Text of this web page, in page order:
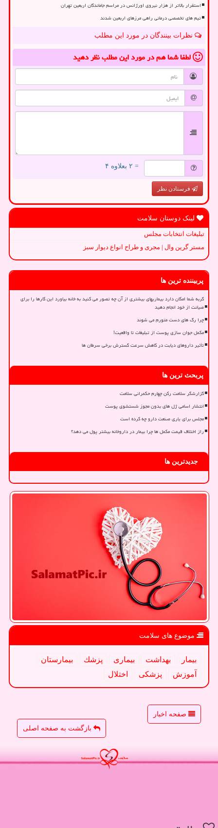
استقرار بالاتر از هزار نیروی اورژانس در مراسم جاماندگان اربعین تهران
تیم های تخصصی درمانی راهی مرزهای اربعین شدند
نظرات بینندگان در مورد این مطلب
لطفا شما همدر مورد این مطلبنظر دهید
= ۲ بعلاوه ۴
فرستادن نظر
لینک دوستان سلامت
تبلیغات انتخابات مجلس
مستر گرین وال | مجری و طراح انواع دیوار سبز
پربیننده ترین ها
گربه شما امکان دارد بیماریهای بیشتری از آن چه تصور می کنید به خانه بیاورد این کارها را برای
صیانت از خود انجام دهید
چرا رگ های دست متورم می شوند
مکمل جوان سازی پوست از تبلیغات تا واقعیت!
تأثیر داروهای دیابت در کاهش سرعت گسترش برخی سرطان ها
پربحث ترین ها
گزارشگر سلامت رکن چهارم حکمرانی سلامت
انتشار اسامی ژل های بدون مجوز شستشوی پوست
مجلس برای یاری صنعت دارو چه کرده است
راز اختلاف قیمت مکمل ها چرا بیمار در داروخانه بیشتر پول می دهد؟
جدیدترین ها
موضوع های سلامت
بیمار بهداشت بیماری پزشك
بیمارستان
آموزش
پزشكی اختلال
صفحه اخبار
بازگشت به صفحه اصلی